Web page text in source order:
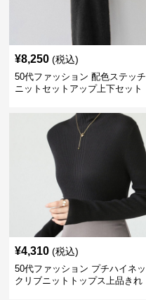
¥8,250 (税込)
50代ファッション 配色ステッチ
ニットセットアップ上下セット
¥4,310 (税込)
50代ファッション プチハイネッ
クリブニットトップス上品きれ